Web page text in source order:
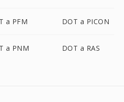
a PFM DOT a PICON
a PNM DOT a RAS